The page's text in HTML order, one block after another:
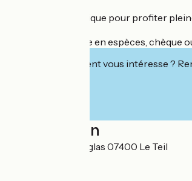
Une solution pratique pour profiter
Paiement possible en espèces, chèque
Cet établissement vous intéresse ?
Localisation
3 Rue Boissy d'Anglas 07400 Le Teil